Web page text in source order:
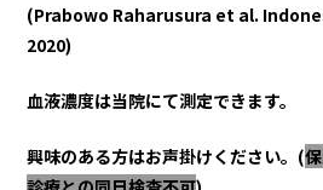
(Prabowo Raharusura et al.
2020)
血液濃度は当院にて測定できます。
興味のある方はお声掛けください。(